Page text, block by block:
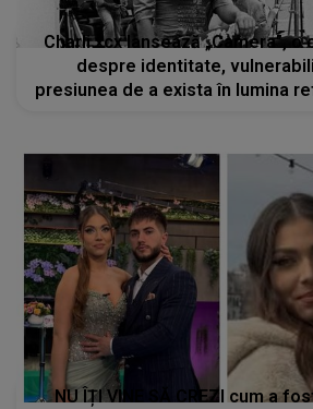
Charli xcx lansează „Camera”,
despre identitate,
presiunea de a exista în lumina
NU ÎȚI VINE SĂ CREZI cum a